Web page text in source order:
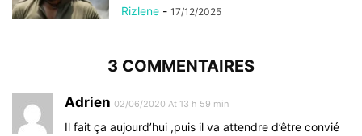
Rizlene - 17/12/2025
3 COMMENTAIRES
Adrien 02/06/2020 At 13 h 59 min
Il fait ça aujourd’hui ,puis il va attendre d’être convié